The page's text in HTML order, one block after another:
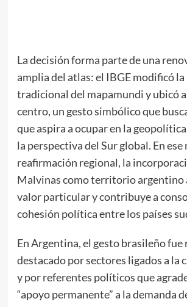
La decisión forma parte de una
amplia del atlas: el IBGE modificó
tradicional del mapamundi y ubicó
centro, un gesto simbólico que
que aspira a ocupar en la
la perspectiva del Sur global. En ese
reafirmación regional, la
Malvinas como territorio argentino
valor particular y contribuye a
cohesión política entre los países
En Argentina, el gesto brasileño
destacado por sectores ligados a la
y por referentes políticos que
“apoyo permanente” a la demanda